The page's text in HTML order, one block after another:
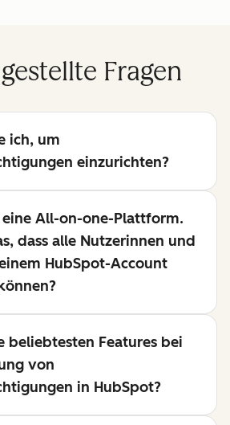
Fragen
ich, um
einzurichten?
All-on-one-Plattform.
dass alle Nutzerinnen und
HubSpot-Account
beliebtesten Features bei
von
in HubSpot?